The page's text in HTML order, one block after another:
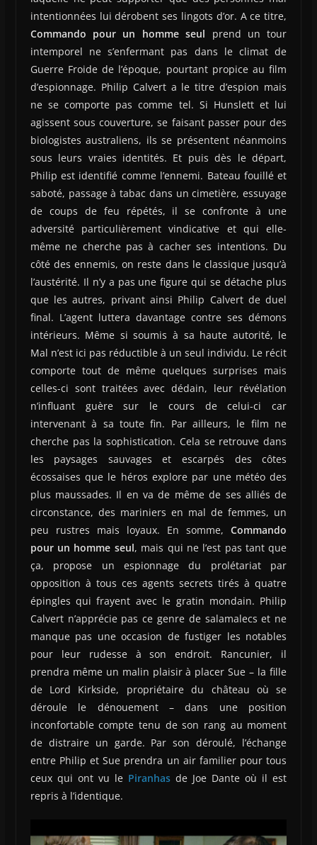
intentionnées lui dérobent ses lingots d’or. A ce titre,
Commando pour un homme seul prend un tour
intemporel ne s’enfermant pas dans le climat de
Guerre Froide de l’époque, pourtant propice au film
d’espionnage. Philip Calvert a le titre d’espion mais
ne se comporte pas comme tel. Si Hunslett et lui
agissent sous couverture, se faisant passer pour des
biologistes australiens, ils se présentent néanmoins
sous leurs vraies identités. Et puis dès le départ,
Philip est identifié comme l’ennemi. Bateau fouillé et
saboté, passage à tabac dans un cimetière, essuyage
de coups de feu répétés, il se confronte à une
adversité particulièrement vindicative et qui elle-
même ne cherche pas à cacher ses intentions. Du
côté des ennemis, on reste dans le classique jusqu’à
l’austérité. Il n’y a pas une figure qui se détache plus
que les autres, privant ainsi Philip Calvert de duel
final. L’agent luttera davantage contre ses démons
intérieurs. Même si soumis à sa haute autorité, le
Mal n’est ici pas réductible à un seul individu. Le récit
comporte tout de même quelques surprises mais
celles-ci sont traitées avec dédain, leur révélation
n’influant guère sur le cours de celui-ci car
intervenant à sa toute fin. Par ailleurs, le film ne
cherche pas la sophistication. Cela se retrouve dans
les paysages sauvages et escarpés des côtes
écossaises que le héros explore par une météo des
plus maussades. Il en va de même de ses alliés de
circonstance, des mariniers en mal de femmes, un
peu rustres mais loyaux. En somme,Commando
pour un homme seul, mais qui ne l’est pas tant que
ça, propose un espionnage du prolétariat par
opposition à tous ces agents secrets tirés à quatre
épingles qui frayent avec le gratin mondain. Philip
Calvert n’apprécie pas ce genre de salamalecs et ne
manque pas une occasion de fustiger les notables
pour leur rudesse à son endroit. Rancunier, il
prendra même un malin plaisir à placer Sue – la fille
de Lord Kirkside, propriétaire du château où se
déroule le dénouement – dans une position
inconfortable compte tenu de son rang au moment
de distraire un garde. Par son déroulé, l’échange
entre Philip et Sue prendra un air familier pour tous
ceux qui ont vu le Piranhasde Joe Dante où il est
repris à l’identique.